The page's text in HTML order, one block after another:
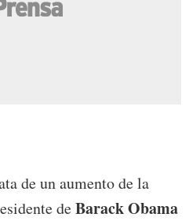
de un aumento de la
deBarack Obama